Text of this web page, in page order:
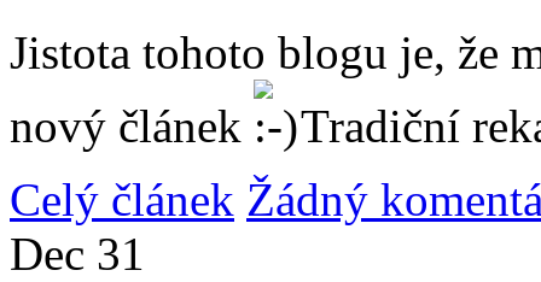
Jistota tohoto blogu je, že
nový článek
Tradiční
Celý článek Žádný
Dec 31